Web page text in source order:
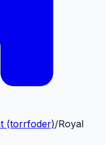
(torrfoder)/Royal